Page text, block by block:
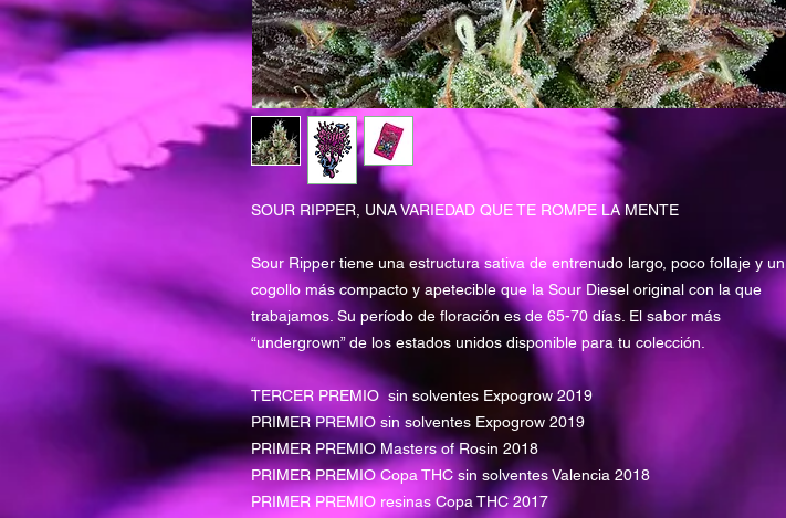
SOUR RIPPER, UNA VARIEDAD QUE TE ROMPE LA MENTE
Sour Ripper tiene una estructura sativa de entrenudo largo, poco follaje y un
cogollo más compacto y apetecible que la Sour Diesel original con la que
trabajamos. Su período de floración es de 65-70 días. El sabor más
“undergrown” de los estados unidos disponible para tu colección.
TERCER PREMIO sin solventes Expogrow 2019
PRIMER PREMIO sin solventes Expogrow 2019
PRIMER PREMIO Masters of Rosin 2018
PRIMER PREMIO Copa THC sin solventes Valencia 2018
PRIMER PREMIO resinas Copa THC 2017